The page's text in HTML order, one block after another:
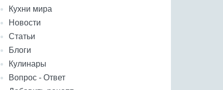
Кухни мира
Новости
Статьи
Блоги
Кулинары
Вопрос - Ответ